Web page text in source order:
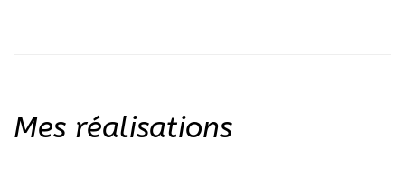
Mes réalisations